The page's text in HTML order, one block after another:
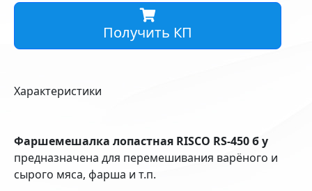
Получить КП
Характеристики
Фаршемешалка лопастная RISCO RS-450 б у
предназначена для перемешивания варёного и
сырого мяса, фарша и т.п.